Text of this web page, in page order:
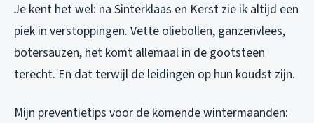
Je kent het wel: na Sinterklaas en Kerst zie ik altijd een
piek in verstoppingen. Vette oliebollen, ganzenvlees,
botersauzen, het komt allemaal in de gootsteen
terecht. En dat terwijl de leidingen op hun koudst zijn.
Mijn preventietips voor de komende wintermaanden: